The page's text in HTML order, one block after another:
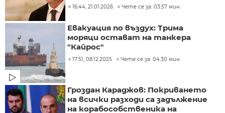
16:44, 21.01.2026 Чете се за: 03:57 мин.
Евакуация по въздух: Трима
моряци остават на танкера
"Кайрос"
17:51, 08.12.2025 Чете се за: 04:30 мин.
Гроздан Караджов: Покриването
на всички разходи са задължение
на корабособственика на